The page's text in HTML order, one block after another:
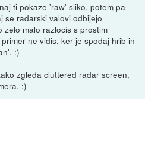
ti pokaze 'raw' sliko, potem pa
se radarski valovi odbijejo
zelo malo razlocis s prostim
ne vidis, ker je spodaj hrib in
:)
zgleda cluttered radar screen,
:)